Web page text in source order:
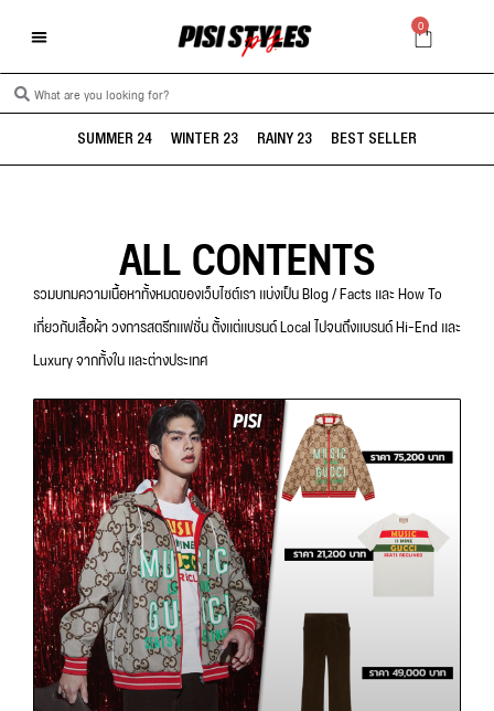
0
SUMMER 24 WINTER 23 RAINY 23 BEST SELLER
ALL CONTENTS
รวมบทมความเนื้อหาทั้งหมดของเว็บไซต์เรา แบ่งเป็น Blog / Facts และ How To
เกี่ยวกับเสื้อผ้า วงการสตรีทแฟชั่น ตั้งแต่แบรนด์ Local ไปจนถึงแบรนด์ Hi-End และ
Luxury จากทั้งใน และต่างประเทศ